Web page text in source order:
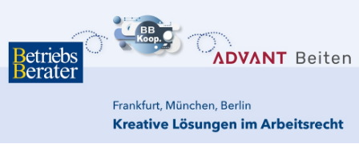
Inhalt
springen
Lösungen
im
Arbeitsrecht
2026